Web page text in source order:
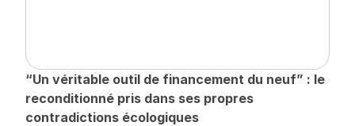
“Un véritable outil de financement du neuf” : le
reconditionné pris dans ses propres
contradictions écologiques